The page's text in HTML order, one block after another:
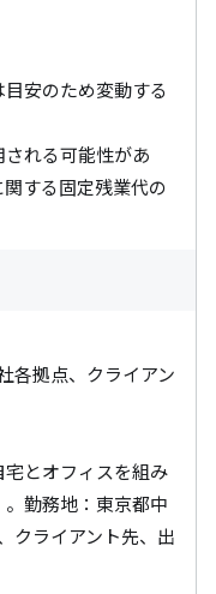
安のため変動する
れる可能性があ
する固定残業代の
各拠点、クライアン
とオフィスを組み
勤務地：東京都中
クライアント先、出